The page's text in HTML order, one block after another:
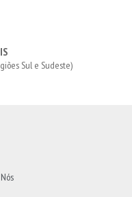
Sul e Sudeste)